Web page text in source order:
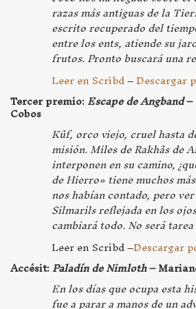
razas más antiguas de la
escrito recuperado del
entre los ents, atiende su
frutos. Pronto buscará una
Leer en Scribd–Descargar
Tercer premio:Escape de Angband–
Cobos
Kûf, orco viejo, cruel hasta
misión. Miles de Rakhâs de
interponen en su camino,
de Hierro» tiene muchos
nos habían contado, pero
Silmarils reflejada en los
cambiará todo. No será
Leer en Scribd –Descargar
Accésit:Paladín de Nimloth–
En los días que ocupa esta
fue a parar a manos de un